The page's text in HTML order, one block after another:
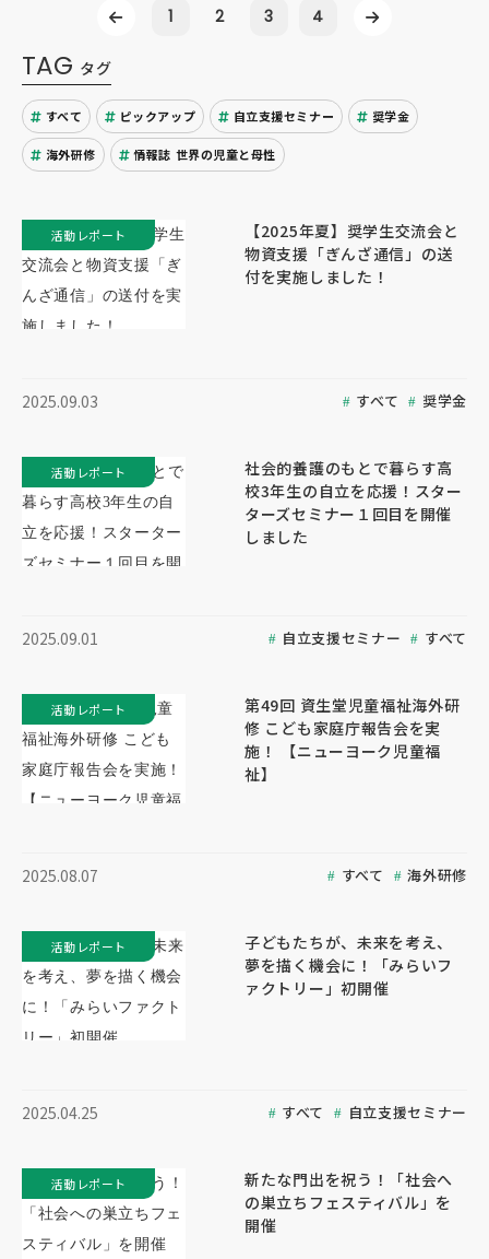
1 2 3 4
TAG タグ
すべて ピックアップ 自立支援セミナー 奨学金
海外研修 情報誌 世界の児童と母性
【2025年夏】奨学生交流会と
物資支援「ぎんざ通信」の送
付を実施しました！
2025.09.03 すべて 奨学金
活動レポート
社会的養護のもとで暮らす高
校3年生の自立を応援！スター
ターズセミナー１回目を開催
しました
2025.09.01 自立支援セミナー すべて
活動レポート
第49回 資生堂児童福祉海外研
修 こども家庭庁報告会を実
施！ 【ニューヨーク児童福
祉】
2025.08.07 すべて 海外研修
活動レポート
子どもたちが、未来を考え、
夢を描く機会に！「みらいフ
ァクトリー」初開催
2025.04.25 すべて 自立支援セミナー
活動レポート
新たな門出を祝う！「社会へ
の巣立ちフェスティバル」を
開催
活動レポート